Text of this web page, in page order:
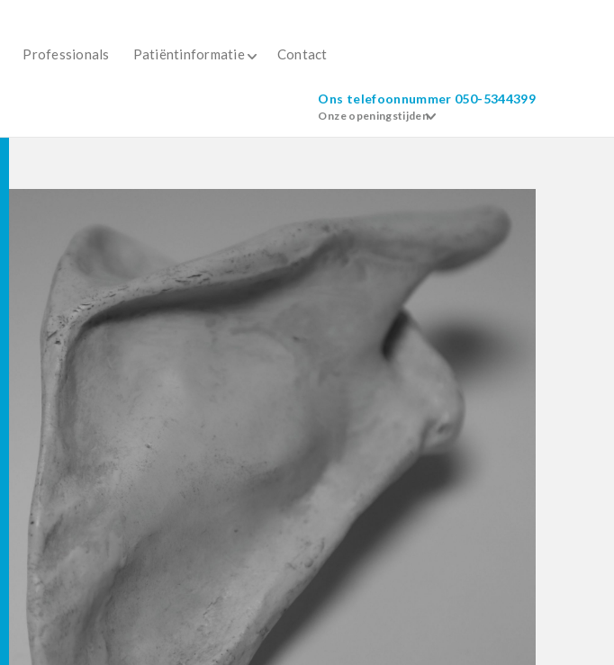
Professionals Patiëntinformatie Contact
Ons telefoonnummer 050-5344399
Onze openingstijden